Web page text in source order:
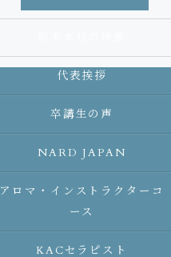
代表挨拶
卒講生の声
NARD JAPAN
アロマ・インストラクターコ
ース
KACセラピスト